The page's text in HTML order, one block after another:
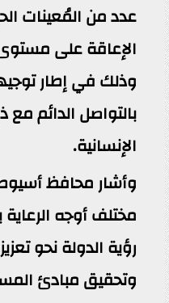
عدد من المُعينات
الإعاقة على
وذلك في إطار
بالتواصل الدائم
الإنسانية.
وأشار محافظ
مختلف أوجه
رؤية الدولة نحو
وتحقيق مبادئ